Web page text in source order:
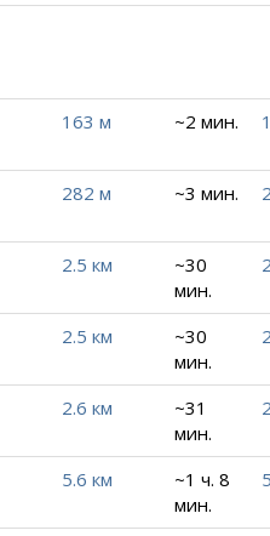
163 м ~2 мин.
282 м ~3 мин.
2.5 км
~30
мин.
2.5 км
~30
мин.
2.6 км
~31
мин.
5.6 км
~1 ч. 8
мин.